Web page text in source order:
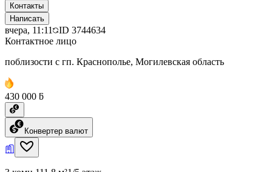
Контакты
Написать
вчера, 11:11 ID 3744634
Контактное лицо
поблизости с гп. Краснополье, Могилевская область
430 000 ƃ
Конвертер валют